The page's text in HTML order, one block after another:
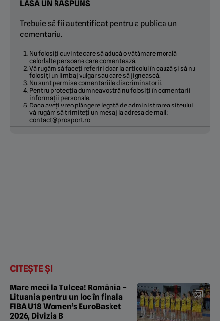
LASĂ UN RĂSPUNS
Trebuie să fii autentificat pentru a publica un
comentariu.
Nu folosiți cuvinte care să aducă o vătămare morală
celorlalte persoane care comentează.
Vă rugăm să faceți referiri doar la articolul în cauză și să nu
folosiți un limbaj vulgar sau care să jignească.
Nu sunt permise comentariile discriminatorii.
Pentru protecția dumneavostră nu folosiți în comentarii
informații personale.
Daca aveți vreo plângere legată de administrarea siteului
vă rugăm să trimiteți un mesaj la adresa de mail:
contact@prosport.ro
CITEȘTE ȘI
Mare meci la Tulcea! România –
Lituania pentru un loc în finala
FIBA U18 Women’s EuroBasket
2026, Divizia B